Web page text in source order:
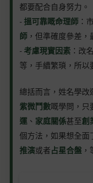
都要配合自身努力。
- 搵可靠嘅命理師 ：
師 ，但準確度參差
- 考慮現實因素 ：改
等，手續繁瑣，所以
總括而言，姓名學改
紫微鬥數嘅學問，只
運 、 家庭關係甚至創
個方法，如果想全面
推演或者占星合盤